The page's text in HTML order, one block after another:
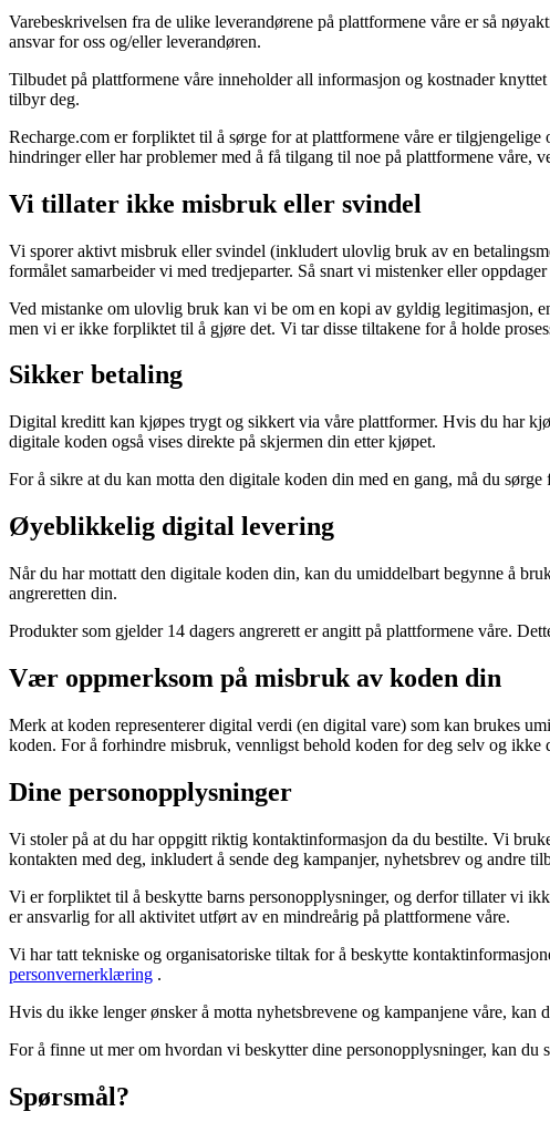
Varebeskrivelsen fra de ulike leverandørene på plattformene våre er så
ansvar for oss og/eller leverandøren.
Tilbudet på plattformene våre inneholder all informasjon og kostnader
tilbyr deg.
Recharge.com er forpliktet til å sørge for at plattformene våre er
hindringer eller har problemer med å få tilgang til noe på plattformene våre,
Vi tillater ikke misbruk eller svindel
Vi sporer aktivt misbruk eller svindel (inkludert ulovlig bruk av en
formålet samarbeider vi med tredjeparter. Så snart vi mistenker eller
Ved mistanke om ulovlig bruk kan vi be om en kopi av gyldig legitimasjon,
men vi er ikke forpliktet til å gjøre det. Vi tar disse tiltakene for å holde
Sikker betaling
Digital kreditt kan kjøpes trygt og sikkert via våre plattformer. Hvis du har
digitale koden også vises direkte på skjermen din etter kjøpet.
For å sikre at du kan motta den digitale koden din med en gang, må du
Øyeblikkelig digital levering
Når du har mottatt den digitale koden din, kan du umiddelbart begynne å
angreretten din.
Produkter som gjelder 14 dagers angrerett er angitt på plattformene våre.
Vær oppmerksom på misbruk av koden din
Merk at koden representerer digital verdi (en digital vare) som kan brukes
koden. For å forhindre misbruk, vennligst behold koden for deg selv og ikke
Dine personopplysninger
Vi stoler på at du har oppgitt riktig kontaktinformasjon da du bestilte. Vi
kontakten med deg, inkludert å sende deg kampanjer, nyhetsbrev og andre
Vi er forpliktet til å beskytte barns personopplysninger, og derfor tillater vi
er ansvarlig for all aktivitet utført av en mindreårig på plattformene våre.
Vi har tatt tekniske og organisatoriske tiltak for å beskytte
personvernerklæring .
Hvis du ikke lenger ønsker å motta nyhetsbrevene og kampanjene våre,
For å finne ut mer om hvordan vi beskytter dine personopplysninger, kan du
Spørsmål?